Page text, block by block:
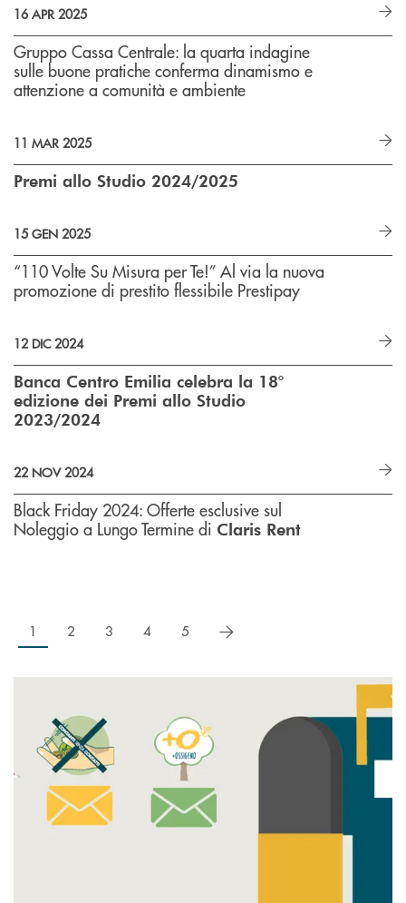
16 APR 2025
Gruppo Cassa Centrale: la quarta indagine
sulle buone pratiche conferma dinamismo e
attenzione a comunità e ambiente
11 MAR 2025
Premi allo Studio 2024/2025
15 GEN 2025
“110 Volte Su Misura per Te!” Al via la nuova
promozione di prestito flessibile Prestipay
12 DIC 2024
Banca Centro Emilia celebra la 18°
edizione dei Premi allo Studio
2023/2024
22 NOV 2024
Black Friday 2024: Offerte esclusive sul
Noleggio a Lungo Termine di Claris Rent
1 2 3 4 5 successivo